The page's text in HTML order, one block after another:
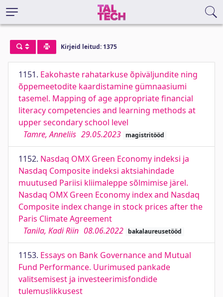
Kirjeid leitud: 1375
1151. Eakohaste rahatarkuse õpiväljundite ning
õppemeetodite kaardistamine gümnaasiumi
tasemel. Mapping of age appropriate financial
literacy competencies and learning methods at
upper secondary school level
Tamre, Anneliis 29.05.2023 magistritööd
1152. Nasdaq OMX Green Economy indeksi ja
Nasdaq Composite indeksi aktsiahindade
muutused Pariisi kliimaleppe sõlmimise järel.
Nasdaq OMX Green Economy index and Nasdaq
Composite index change in stock prices after the
Paris Climate Agreement
Tanila, Kadi Riin 08.06.2022 bakalaureusetööd
1153. Essays on Bank Governance and Mutual
Fund Performance. Uurimused pankade
valitsemisest ja investeerimisfondide
tulemuslikkusest